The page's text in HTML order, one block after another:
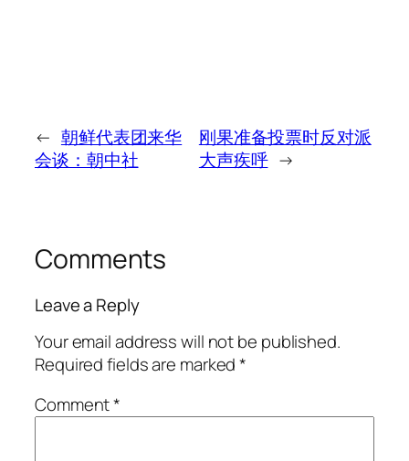
← 朝鲜代表团来华
会谈：朝中社
刚果准备投票时反对派
大声疾呼 →
Comments
Leave a Reply
Your email address will not be published.
Required fields are marked*
Comment*